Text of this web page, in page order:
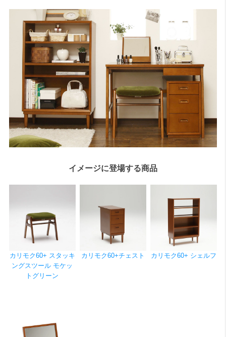
イメージに登場する商品
カリモク60+ スタッキ
ングスツール モケッ
トグリーン
カリモク60+チェスト カリモク60+ シェルフ